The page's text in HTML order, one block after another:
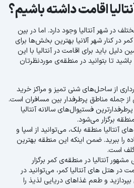
اقامت داشته باشیم؟
منطقه‌ی مختلف در شهر آنتالیا وجود دارد. اما در بین
در کنار شهر آلانیا بهترین بخش‌ها برای
باید برای اقامت در آنتالیا با این
تا بتوانید در منطقه‌ی موردنظرتان
از ساحل‌های شنی تمیز و مراکز خرید
از جمله مناطق پرطرفدار بین مسافران است.
فستیوال‌های سالانه آنتالیا
برگزار می‌شود.
آنتالیا منطقه بلک، می‌توانید از اسپا و
را ببرید. ضمن اینکه این منطقه بهترین
گلف است.
آنتالیا در منطقه‌ی کمر برگزار
هتل های آنتالیا کمر، می‌توانید در
و طعم غذاهای دریایی لذیذ را